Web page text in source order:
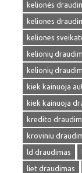
kelionės
keliones
keliones
kelionių
kelionių
kiek kainuoja
kiek kainuoja
kredito
kroviniu
ld draudimas
liet draudimas